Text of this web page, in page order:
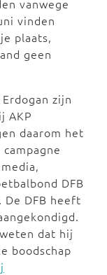
vanwege
vinden
plaats,
geen
zijn
AKP
daarom het
DFB
DFB heeft
dat hij
boodschap